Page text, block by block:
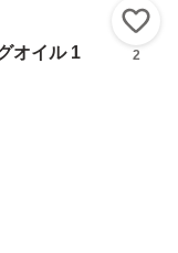
オイル 1
2